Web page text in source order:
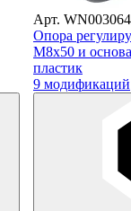
Арт.
Опора
М8х50 и
пластик
9 модификаций